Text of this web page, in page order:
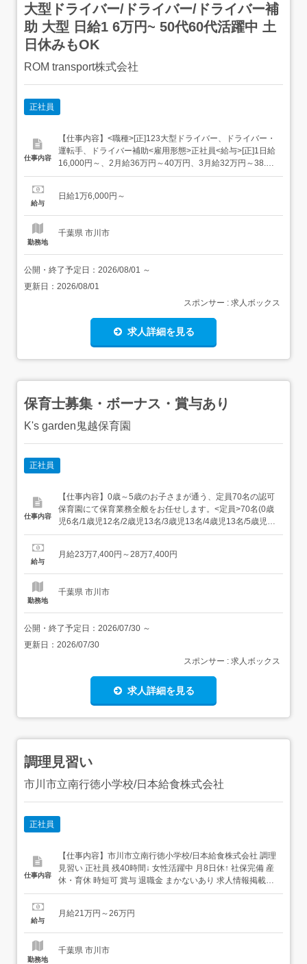
大型ドライバー/ドライバー/ドライバー補
助 大型 日給1 6万円~ 50代60代活躍中 土
日休みもOK
ROM transport株式会社
正社員
仕事内容
【仕事内容】<職種>[正]123大型ドライバー、ドライバー・
運転手、ドライバー補助<雇用形態>正社員<給与>[正]1日給
16,000円～、2月給36万円～40万円、3月給32万円～38.4
万円交通費:一部支給交通費規定内支給 日給月給制日給:1万
隔週休み(月24日で計算)384,000...
給与
日給1万6,000円～
勤務地
千葉県 市川市
公開・終了予定日： 2026/08/01 ～
更新日： 2026/08/01
スポンサー : 求人ボックス
求人詳細を見る
保育士募集・ボーナス・賞与あり
K's garden鬼越保育園
正社員
仕事内容
【仕事内容】0歳～5歳のお子さまが通う、定員70名の認可
保育園にて保育業務全般をお任せします。<定員>70名(0歳
児6名/1歳児12名/2歳児13名/3歳児13名/4歳児13名/5歳児
13名)<主な業務内容>・0～5歳児の保育業務・年齢や発達
など生活面のサポート・保育記録の作成(ICT・ChatGPT活
給与
月給23万7,400円～28万7,400円
勤務地
千葉県 市川市
公開・終了予定日： 2026/07/30 ～
更新日： 2026/07/30
スポンサー : 求人ボックス
求人詳細を見る
調理見習い
市川市立南行徳小学校/日本給食株式会社
正社員
仕事内容
【仕事内容】市川市立南行徳小学校/日本給食株式会社 調理
見習い 正社員 残40時間↓ 女性活躍中 月8日休↑ 社保完備 産
休・育休 時短可 賞与 退職金 まかないあり 求人情報掲載期
間:2026/07/02～2026/08/06 求人情報 店舗の特徴 年間休日
38 交 通 東京メトロ東...
給与
月給21万円～26万円
勤務地
千葉県 市川市